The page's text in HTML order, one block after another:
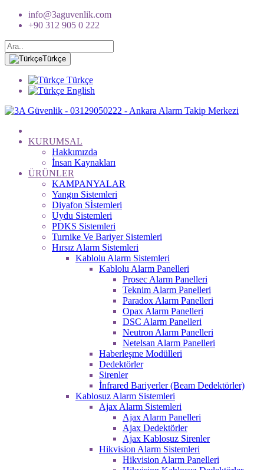
info@3aguvenlik.com
+90 312 905 0 222
Türkçe
Türkçe
English
KURUMSAL
Hakkımızda
İnsan Kaynakları
ÜRÜNLER
KAMPANYALAR
Yangın Sistemleri
Diyafon Sİstemleri
Uydu Sistemleri
PDKS Sistemleri
Turnike Ve Bariyer Sistemleri
Hırsız Alarm Sistemleri
Kablolu Alarm Sistemleri
Kablolu Alarm Panelleri
Prosec Alarm Panelleri
Teknim Alarm Panelleri
Paradox Alarm Panelleri
Opax Alarm Panelleri
DSC Alarm Panelleri
Neutron Alarm Panelleri
Netelsan Alarm Panelleri
Haberleşme Modülleri
Dedektörler
Sirenler
İnfrared Bariyerler (Beam Dedektörler)
Kablosuz Alarm Sistemleri
Ajax Alarm Sistemleri
Ajax Alarm Panelleri
Ajax Dedektörler
Ajax Kablosuz Sirenler
Hikvision Alarm Sistemleri
Hikvision Alarm Panelleri